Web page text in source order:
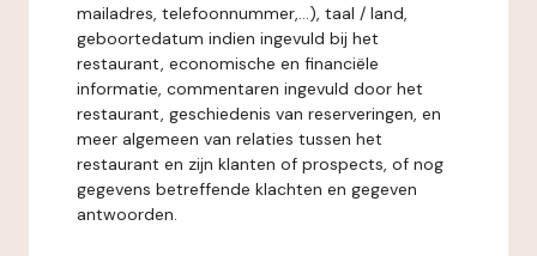
mailadres, telefoonnummer,...), taal / land,
geboortedatum indien ingevuld bij het
restaurant, economische en financiële
informatie, commentaren ingevuld door het
restaurant, geschiedenis van reserveringen, en
meer algemeen van relaties tussen het
restaurant en zijn klanten of prospects, of nog
gegevens betreffende klachten en gegeven
antwoorden.